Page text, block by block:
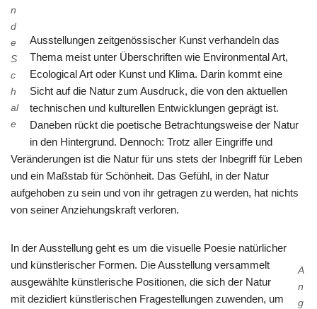
n
d
e
S
c
h
al
e
Ausstellungen zeitgenössischer Kunst verhandeln das
Thema meist unter Überschriften wie Environmental Art,
Ecological Art oder Kunst und Klima. Darin kommt eine
Sicht auf die Natur zum Ausdruck, die von den aktuellen
technischen und kulturellen Entwicklungen geprägt ist.
Daneben rückt die poetische Betrachtungsweise der Natur
in den Hintergrund. Dennoch: Trotz aller Eingriffe und
Veränderungen ist die Natur für uns stets der Inbegriff für Leben
und ein Maßstab für Schönheit. Das Gefühl, in der Natur
aufgehoben zu sein und von ihr getragen zu werden, hat nichts
von seiner Anziehungskraft verloren.
A
n
g
In der Ausstellung geht es um die visuelle Poesie natürlicher
und künstlerischer Formen. Die Ausstellung versammelt
ausgewählte künstlerische Positionen, die sich der Natur
mit dezidiert künstlerischen Fragestellungen zuwenden, um